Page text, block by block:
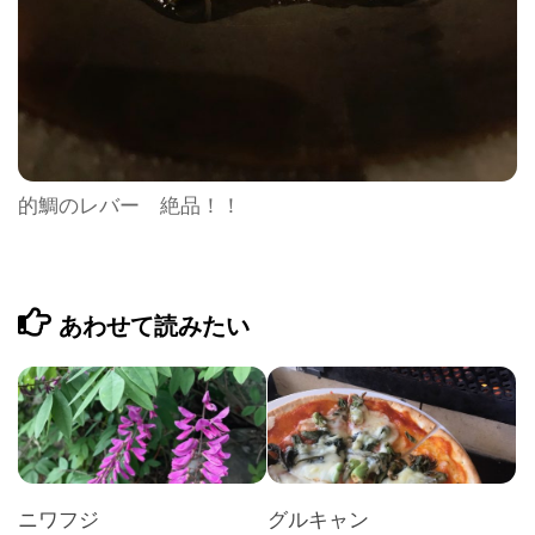
的鯛のレバー 絶品！！
あわせて読みたい
ニワフジ グルキャン